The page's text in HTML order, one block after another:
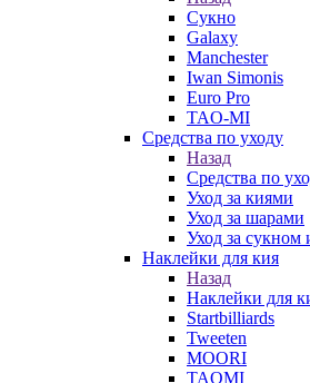
Сукно
Galaxy
Manchester
Iwan Simonis
Euro Pro
TAO-MI
Средства по уходу
Назад
Средства по
Уход за киями
Уход за шарами
Уход за сукном
Наклейки для кия
Назад
Наклейки для
Startbilliards
Tweeten
MOORI
TAOMI